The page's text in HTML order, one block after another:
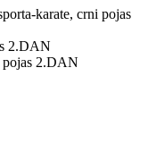
karate, crni pojas
2.DAN
pojas 2.DAN